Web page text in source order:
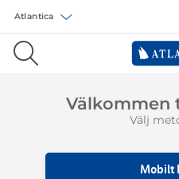
Välj försäkring
Välkommen
Välj
Mobilt